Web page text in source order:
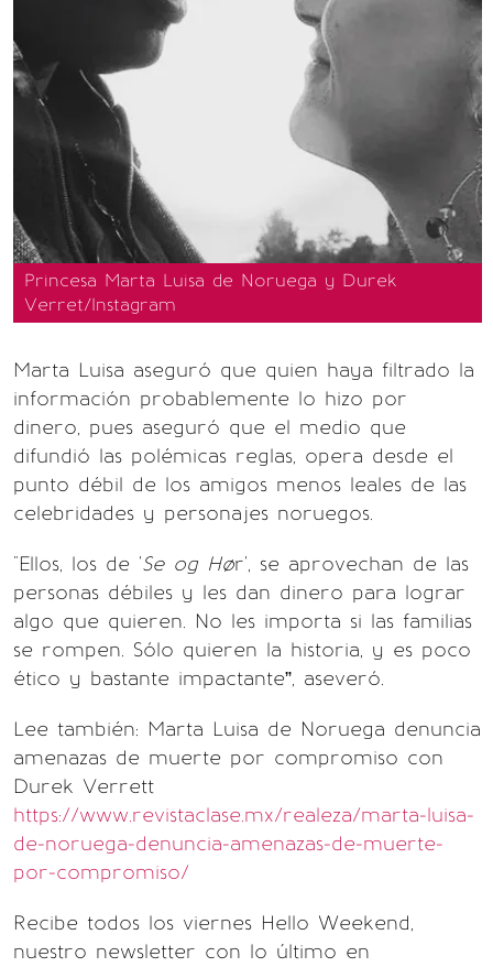
Princesa Marta Luisa de Noruega y Durek
Verret/Instagram
Marta Luisa aseguró que quien haya filtrado la
información probablemente lo hizo por
dinero, pues aseguró que el medio que
difundió las polémicas reglas, opera desde el
punto débil de los amigos menos leales de las
celebridades y personajes noruegos.
"Ellos, los de 'Se og Hør', se aprovechan de las
personas débiles y les dan dinero para lograr
algo que quieren. No les importa si las familias
se rompen. Sólo quieren la historia, y es poco
ético y bastante impactante”, aseveró.
Lee también: Marta Luisa de Noruega denuncia
amenazas de muerte por compromiso con
Durek Verrett
https://www.revistaclase.mx/realeza/marta-luisa-
de-noruega-denuncia-amenazas-de-muerte-
por-compromiso/
Recibe todos los viernes Hello Weekend,
nuestro newsletter con lo último en